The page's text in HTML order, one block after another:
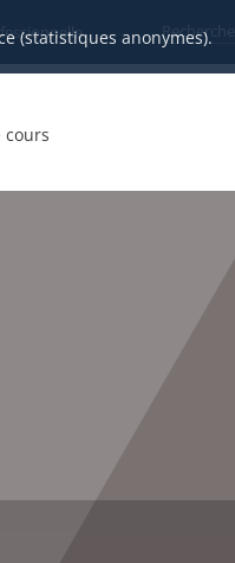
(statistiques anonymes).
cours